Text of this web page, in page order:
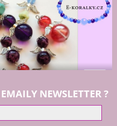
NEWSLETTER ?